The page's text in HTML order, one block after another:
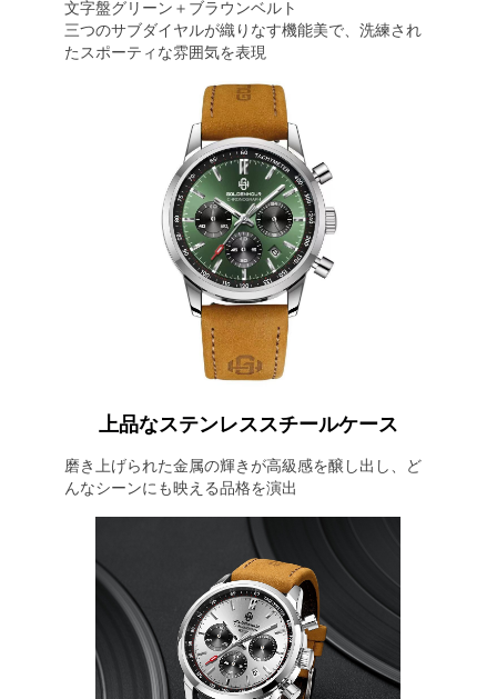
文字盤グリーン＋ブラウンベルト
三つのサブダイヤルが織りなす機能美で、洗練され
たスポーティな雰囲気を表現
上品なステンレススチールケース
磨き上げられた金属の輝きが高級感を醸し出し、ど
んなシーンにも映える品格を演出